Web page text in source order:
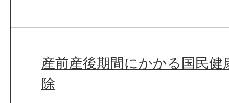
産前産後期間にかかる国民健
除